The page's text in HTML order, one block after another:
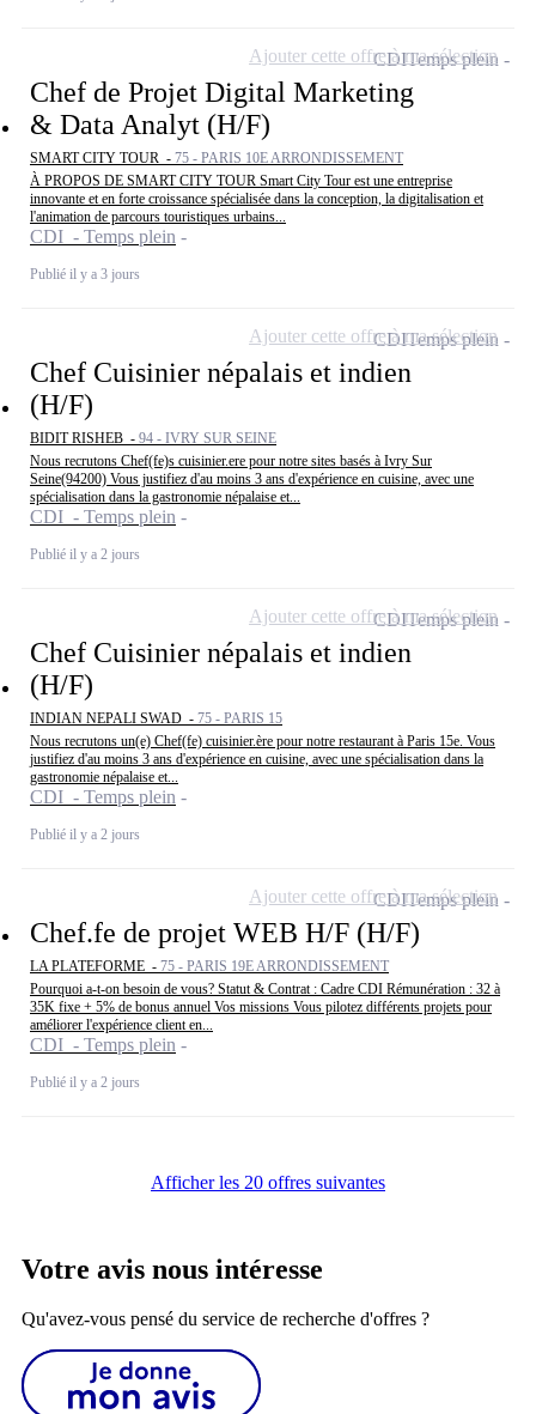
Chef de Projet Digital Marketing
& Data Analyt (H/F)
SMART CITY TOUR - 75 - PARIS 10E ARRONDISSEMENT
À PROPOS DE SMART CITY TOUR Smart City Tour est une entreprise
innovante et en forte croissance spécialisée dans la conception, la digitalisation et
l'animation de parcours touristiques urbains...
CDI - Temps plein
Publié il y a 3 jours
CDITemps plein
Ajouter cette offre à ma sélection
Chef Cuisinier népalais et indien
(H/F)
BIDIT RISHEB - 94 - IVRY SUR SEINE
Nous recrutons Chef(fe)s cuisinier.ere pour notre sites basés à Ivry Sur
Seine(94200) Vous justifiez d'au moins 3 ans d'expérience en cuisine, avec une
spécialisation dans la gastronomie népalaise et...
CDI - Temps plein
Publié il y a 2 jours
CDITemps plein
Ajouter cette offre à ma sélection
Chef Cuisinier népalais et indien
(H/F)
INDIAN NEPALI SWAD - 75 - PARIS 15
Nous recrutons un(e) Chef(fe) cuisinier.ère pour notre restaurant à Paris 15e. Vous
justifiez d'au moins 3 ans d'expérience en cuisine, avec une spécialisation dans la
gastronomie népalaise et...
CDI - Temps plein
Publié il y a 2 jours
CDITemps plein
Ajouter cette offre à ma sélection
Chef.fe de projet WEB H/F (H/F)
LA PLATEFORME - 75 - PARIS 19E ARRONDISSEMENT
Pourquoi a-t-on besoin de vous? Statut & Contrat : Cadre CDI Rémunération : 32 à
35K fixe + 5% de bonus annuel Vos missions Vous pilotez différents projets pour
améliorer l'expérience client en...
CDI - Temps plein
Publié il y a 2 jours
CDITemps plein
Ajouter cette offre à ma sélection
Afficher les 20 offres suivantes
Votre avis nous intéresse
Qu'avez-vous pensé du service de recherche d'offres ?